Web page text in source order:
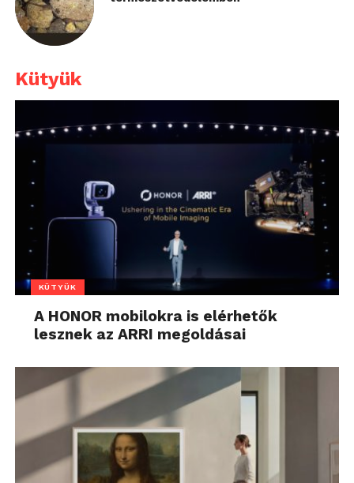
Kütyük
KÜTYÜK
A HONOR mobilokra is elérhetők
lesznek az ARRI megoldásai